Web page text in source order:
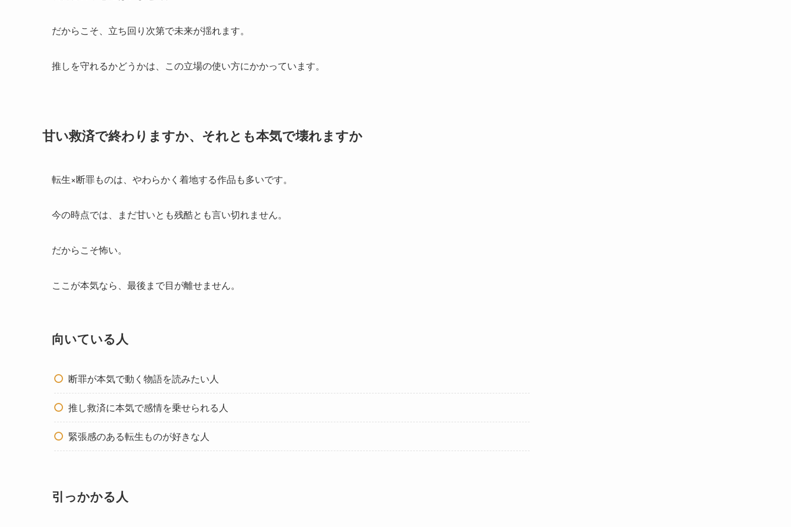
だからこそ、立ち回り次第で未来が揺れます。
推しを守れるかどうかは、この立場の使い方にかかっています。
甘い救済で終わりますか、それとも本気で壊れますか
転生×断罪ものは、やわらかく着地する作品も多いです。
今の時点では、まだ甘いとも残酷とも言い切れません。
だからこそ怖い。
ここが本気なら、最後まで目が離せません。
向いている人
断罪が本気で動く物語を読みたい人
推し救済に本気で感情を乗せられる人
緊張感のある転生ものが好きな人
引っかかる人